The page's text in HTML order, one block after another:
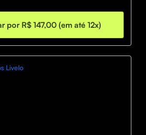
por R$ 147,00 (em até 12x)